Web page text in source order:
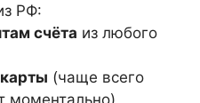
РФ:
счёта из любого
(чаще всего
моментально)